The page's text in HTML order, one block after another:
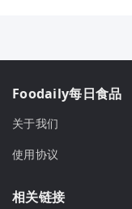
Foodaily每日食品
关于我们
使用协议
相关链接